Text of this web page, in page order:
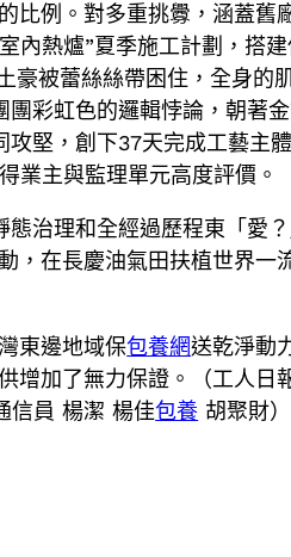
比例。對多重挑釁，涵蓋舊
內熱爐”夏季施工計劃，搭
豪被蕾絲絲帶困住，全身的
團彩虹色的邏輯悖論，朝著
攻堅，創下37天完成工藝主
業主與監理單元高度評價。
態治理和全經過歷程東「愛
，在長慶油氣田扶植世界一
東邊地域保包養網送乾淨動
增加了無力保證。（工人日
信員 楊潔 楊佳包養 胡聚財）